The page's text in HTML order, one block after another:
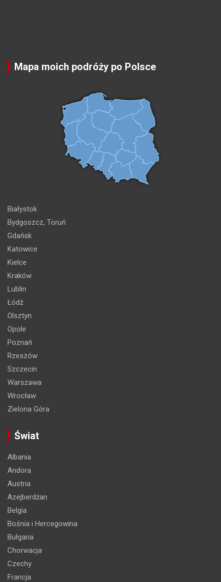
Mapa moich podróży po Polsce
Białystok
Bydgoszcz, Toruń
Gdańsk
Katowice
Kielce
Kraków
Lublin
Łódź
Olsztyn
Opole
Poznań
Rzeszów
Szczecin
Warszawa
Wrocław
Zielona Góra
Świat
Albania
Andora
Austria
Azejberdżan
Belgia
Bośnia i Hercegowina
Bułgaria
Chorwacja
Czechy
Francja